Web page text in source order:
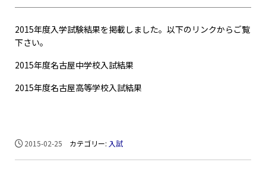
2015年度入学試験結果を掲載しました。以下のリンクからご覧
下さい。
2015年度名古屋中学校入試結果
2015年度名古屋高等学校入試結果
2015-02-25 カテゴリー: 入試